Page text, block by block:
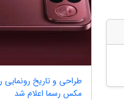
مکس رسما اعلام شد